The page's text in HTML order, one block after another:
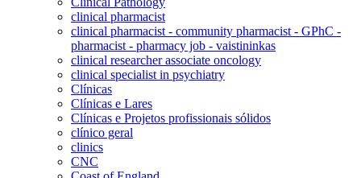
clinical pharmacist
clinical pharmacist - community pharmacist - GPhC -
pharmacist - pharmacy job - vaistininkas
clinical researcher associate oncology
clinical specialist in psychiatry
Clínicas
Clínicas e Lares
Clínicas e Projetos profissionais sólidos
clínico geral
clinics
CNC